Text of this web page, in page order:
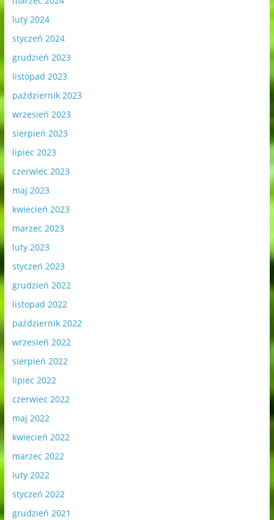
luty 2024
styczeń 2024
grudzień 2023
listopad 2023
październik 2023
wrzesień 2023
sierpień 2023
lipiec 2023
czerwiec 2023
maj 2023
kwiecień 2023
marzec 2023
luty 2023
styczeń 2023
grudzień 2022
listopad 2022
październik 2022
wrzesień 2022
sierpień 2022
lipiec 2022
czerwiec 2022
maj 2022
kwiecień 2022
marzec 2022
luty 2022
styczeń 2022
grudzień 2021